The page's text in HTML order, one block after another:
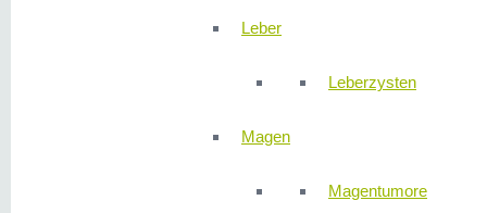
Leber
Leberzysten
Magen
Magentumore